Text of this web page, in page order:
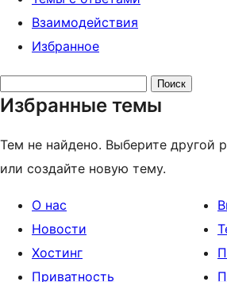
Взаимодействия
Избранное
тем:
Избранные темы
Тем не найдено. Выберите другой
или создайте новую тему.
О нас
Новости
Хостинг
Приватность